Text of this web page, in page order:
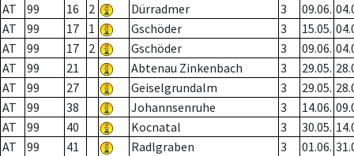
AT
99 16 2 Dürradmer 3 09.06.
AT
99 17 1 Gschöder 3 15.05.
AT
99 17 2 Gschöder 3 09.06.
AT
99 21 Abtenau Zinkenbach 3 29.05.
AT
99 27 Geiselgrundalm 3 29.05.
AT
99 38 Johannsenruhe 3 14.06.
AT
99 40 Kocnatal 3 30.05.
AT
99 41 Radlgraben 3 01.06.